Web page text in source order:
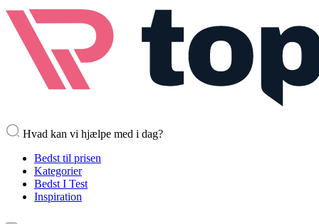
Hvad kan vi hjælpe med i dag?
Bedst til prisen
Kategorier
Bedst I Test
Inspiration